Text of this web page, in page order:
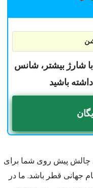
با شارژ بیشتر، شانس
باشید
چالش پیش روی شما برای
جهانی قطر باشد. ما در